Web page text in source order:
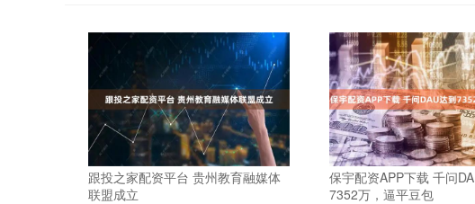
跟投之家配资平台 贵州教育融媒体
联盟成立
保宇配资APP下载 千问
7352万，逼平豆包